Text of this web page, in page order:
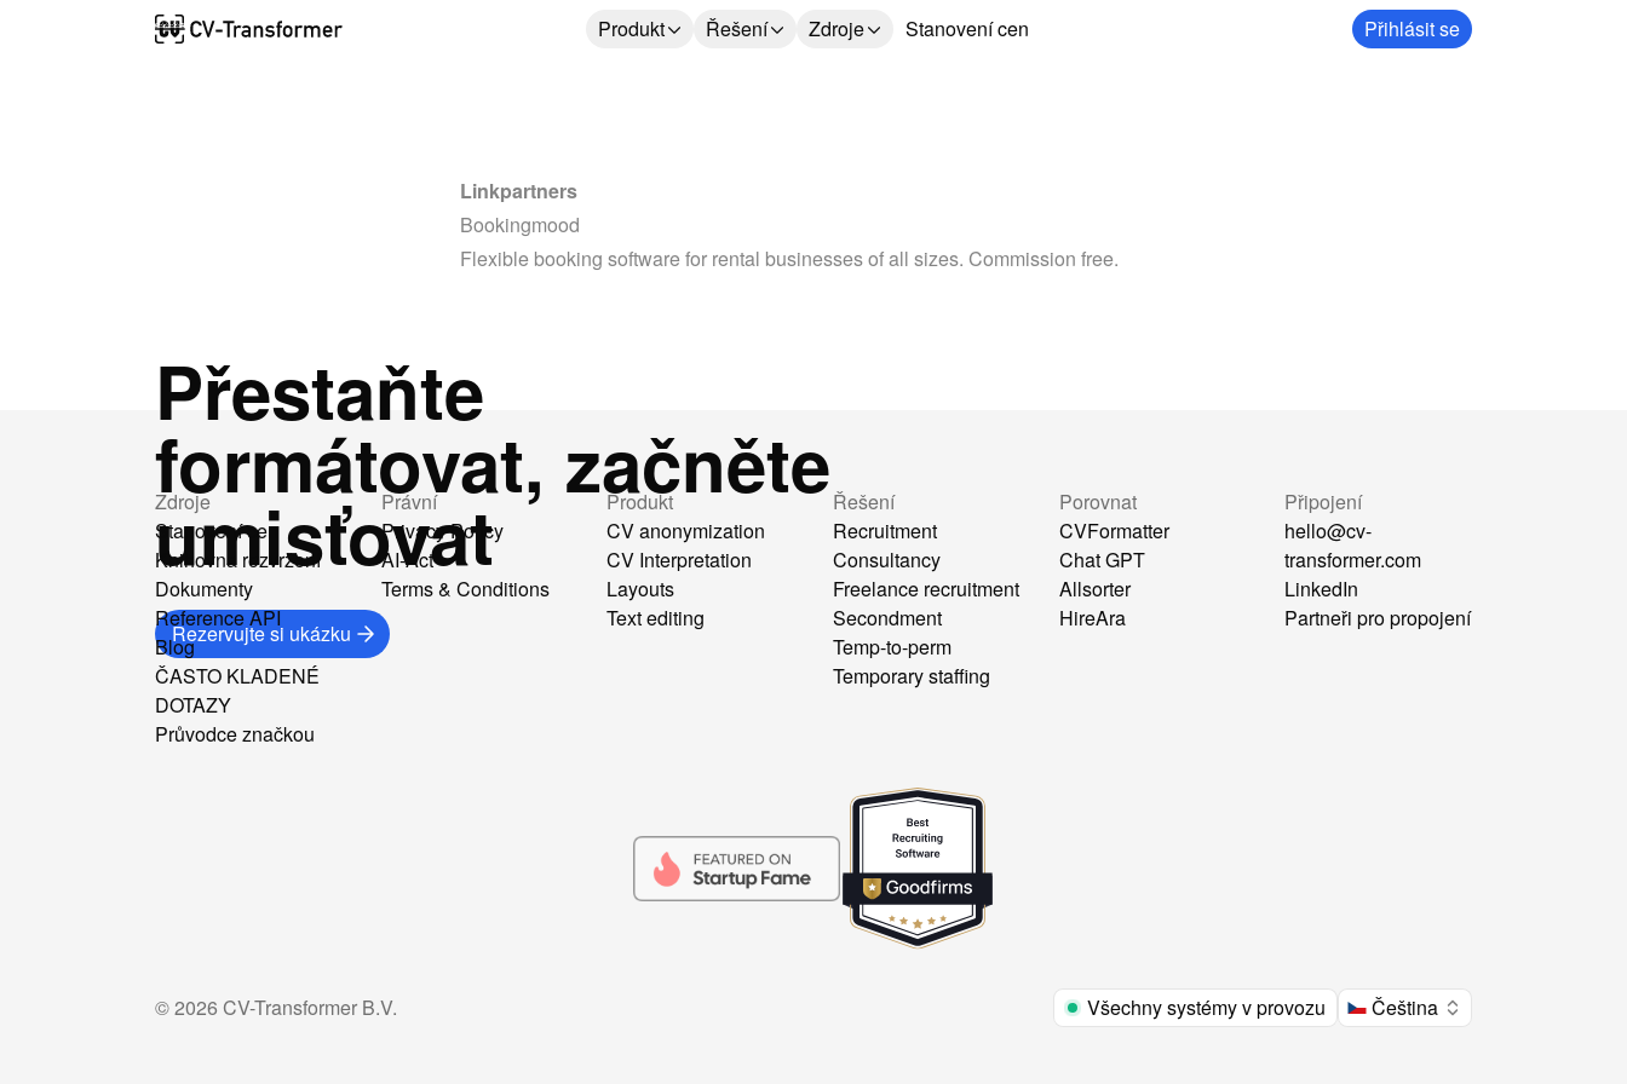
Produkt Řešení Zdroje Stanovení cen Přihlásit se
Linkpartners
Bookingmood
Flexible booking software for rental businesses of all sizes. Commission free.
Přestaňte
formátovat, začněte
umisťovat
Rezervujte si ukázku
Zdroje
Stanovení cen
Knihovna rozvržení
Dokumenty
Reference API
Blog
ČASTO KLADENÉ
DOTAZY
Průvodce značkou
Právní
Privacy Policy
AI-Act
Terms & Conditions
Produkt
CV anonymization
CV Interpretation
Layouts
Text editing
Řešení
Recruitment
Consultancy
Freelance recruitment
Secondment
Temp-to-perm
Temporary staffing
Porovnat
CVFormatter
Chat GPT
Allsorter
HireAra
Připojení
hello@cv-
transformer.com
LinkedIn
Partneři pro propojení
©2026 CV-Transformer B.V. Všechny systémy v provozu Čeština